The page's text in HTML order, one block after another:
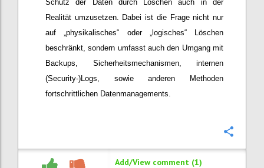
Schutz der Daten durch Löschen auch in der
Realität umzusetzen. Dabei ist die Frage nicht nur
auf „physikalisches“ oder „logisches“ Löschen
beschränkt, sondern umfasst auch den Umgang mit
Backups, Sicherheitsmechanismen, internen
(Security-)Logs, sowie anderen Methoden
fortschrittlichen Datenmanagements.
Add/View comment (1)